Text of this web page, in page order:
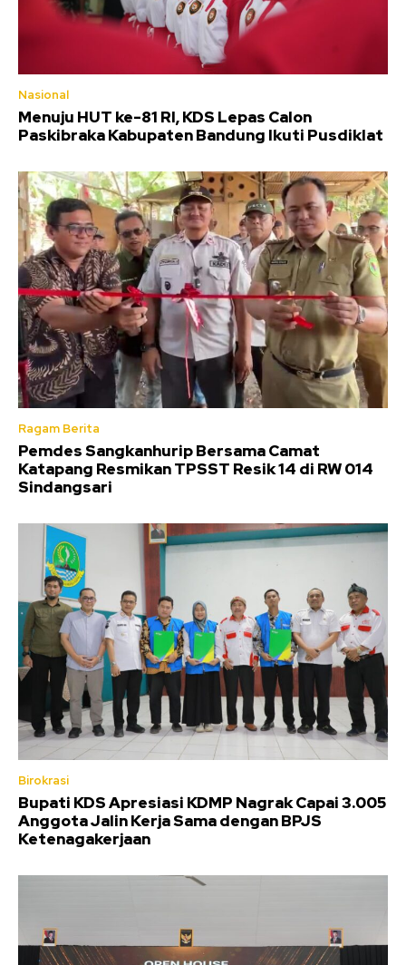
Nasional
Menuju HUT ke-81 RI, KDS Lepas Calon
Paskibraka Kabupaten Bandung Ikuti Pusdiklat
Ragam Berita
Pemdes Sangkanhurip Bersama Camat
Katapang Resmikan TPSST Resik 14 di RW 014
Sindangsari
Birokrasi
Bupati KDS Apresiasi KDMP Nagrak Capai 3.005
Anggota Jalin Kerja Sama dengan BPJS
Ketenagakerjaan